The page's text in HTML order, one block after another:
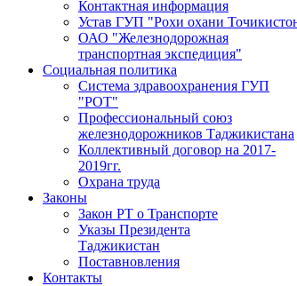
Контактная информация
Устав ГУП "Рохи охани
ОАО "Железнодорожная
транспортная экспедиция"
Социальная политика
Система здравоохранения ГУП
"РОТ"
Профессиональный союз
железнодорожников Таджикистана
Коллективный договор на 2017-
2019гг.
Охрана труда
Законы
Закон РТ о Транспорте
Указы Президента
Таджикистан
Поставновления
Контакты